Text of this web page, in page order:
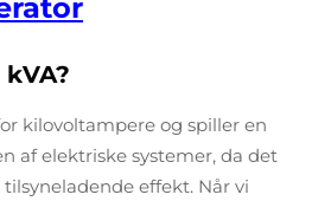
kilovoltampere og spiller en
af elektriske systemer, da det
effekt. Når vi